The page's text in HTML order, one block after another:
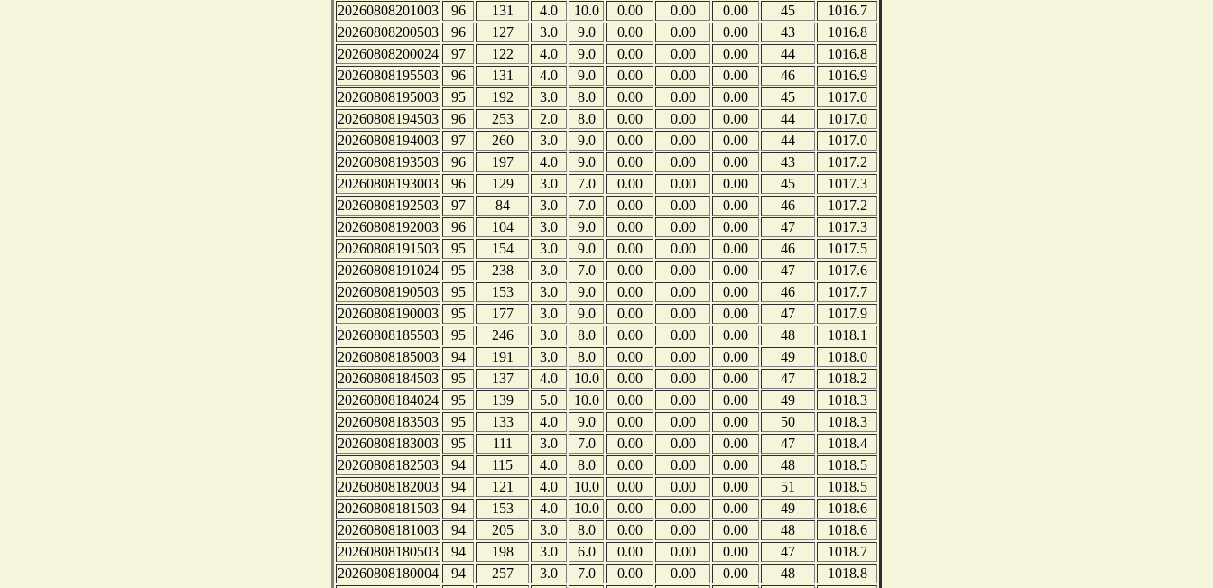
20260808201003
96 131 4.0 10.0 0.00 0.00 0.00 45
1016.7
20260808200503
96 127 3.0 9.0 0.00 0.00 0.00 43
1016.8
20260808200024
97 122 4.0 9.0 0.00 0.00 0.00 44
1016.8
20260808195503
96 131 4.0 9.0 0.00 0.00 0.00 46
1016.9
20260808195003
95 192 3.0 8.0 0.00 0.00 0.00 45
1017.0
20260808194503
96 253 2.0 8.0 0.00 0.00 0.00 44
1017.0
20260808194003
97 260 3.0 9.0 0.00 0.00 0.00 44
1017.0
20260808193503
96 197 4.0 9.0 0.00 0.00 0.00 43
1017.2
20260808193003
96 129 3.0 7.0 0.00 0.00 0.00 45
1017.3
20260808192503
97 84 3.0 7.0 0.00 0.00 0.00 46
1017.2
20260808192003
96 104 3.0 9.0 0.00 0.00 0.00 47
1017.3
20260808191503
95 154 3.0 9.0 0.00 0.00 0.00 46
1017.5
20260808191024
95 238 3.0 7.0 0.00 0.00 0.00 47
1017.6
20260808190503
95 153 3.0 9.0 0.00 0.00 0.00 46
1017.7
20260808190003
95 177 3.0 9.0 0.00 0.00 0.00 47
1017.9
20260808185503
95 246 3.0 8.0 0.00 0.00 0.00 48
1018.1
20260808185003
94 191 3.0 8.0 0.00 0.00 0.00 49
1018.0
20260808184503
95 137 4.0 10.0 0.00 0.00 0.00 47
1018.2
20260808184024
95 139 5.0 10.0 0.00 0.00 0.00 49
1018.3
20260808183503
95 133 4.0 9.0 0.00 0.00 0.00 50
1018.3
20260808183003
95 111 3.0 7.0 0.00 0.00 0.00 47
1018.4
20260808182503
94 115 4.0 8.0 0.00 0.00 0.00 48
1018.5
20260808182003
94 121 4.0 10.0 0.00 0.00 0.00 51
1018.5
20260808181503
94 153 4.0 10.0 0.00 0.00 0.00 49
1018.6
20260808181003
94 205 3.0 8.0 0.00 0.00 0.00 48
1018.6
20260808180503
94 198 3.0 6.0 0.00 0.00 0.00 47
1018.7
20260808180004
94 257 3.0 7.0 0.00 0.00 0.00 48
1018.8